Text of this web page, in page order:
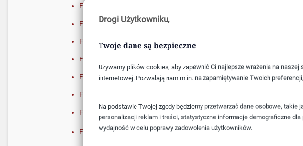
Drogi Użytkowniku,
Twoje dane są bezpieczne
Używamy plików cookies, aby zapewnić Ci najlepsze wrażenia na
internetowej. Pozwalają nam m.in. na zapamiętywanie Twoich
Na podstawie Twojej zgody będziemy przetwarzać dane osobowe, takie
personalizacji reklam i treści, statystyczne informacje demograficzne
wydajność w celu poprawy zadowolenia użytkowników.
Flaga Nr 38(62) – lipiec-wrzesień 2023
Flaga Nr 39(63) – październik-grudzień 2023
Flaga Nr 40(64) – styczeń-marzec 2024
Flaga Nr 41(65) – kwiecień-czerwiec 2024
Flaga Nr 42(66) – lipiec-wrzesień 2024
Flaga Nr 43(67) - październik-grudzień 2024
Flaga Nr 44(68) - styczeń-marzec 2025
Flaga Nr 46(70) - lipiec-wrzesień 2025